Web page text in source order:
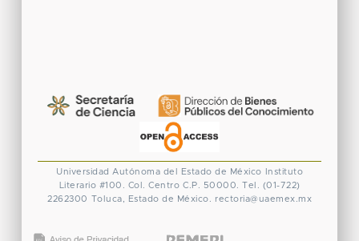
Universidad Autónoma del Estado de México
Instituto
Literario #100. Col. Centro C.P. 50000. Tel. (01-722)
2262300 Toluca, Estado de México. rectoria@uaemex.mx